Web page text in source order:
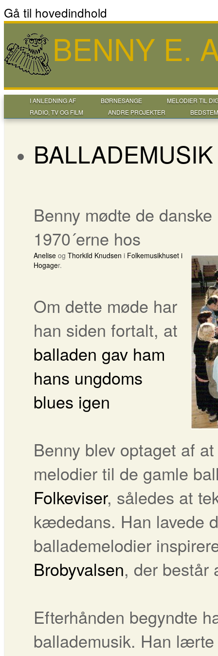
Gå til hovedindhold
BENNY E.
I ANLEDNING AF BØRNESANGE
MELODIER TIL
RADIO, TV OG FILM
ANDRE PROJEKTER
BALLADEMUSIK
Benny mødte de
1970´erne hos
Anelise og Thorkild Knudsen i Folkemusikhuset i
Hogager.
Om dette møde har
han siden fortalt, at
balladen gav ham
hans ungdoms
blues igen
Benny blev optaget af
melodier til de gamle
Folkeviser, således at
kædedans. Han lavede
ballademelodier
Brobyvalsen, der består
Efterhånden begyndte
ballademusik. Han